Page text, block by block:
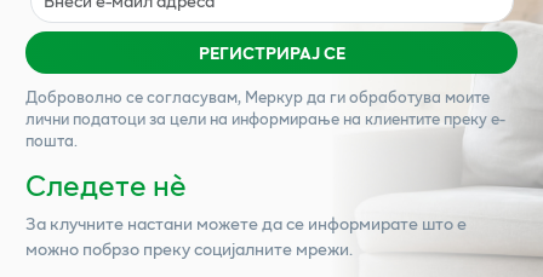
РЕГИСТРИРАЈ СЕ
Доброволно се согласувам, Меркурда ги обработува моите
лични податоци за цели на информирање на клиентите преку е-
пошта.
Следете нѐ
За клучните настани можете да се информирате што е
можно побрзо преку социјалните мрежи.